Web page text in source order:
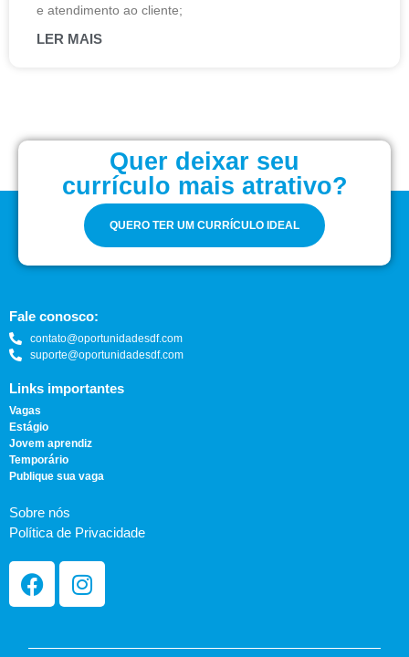
e atendimento ao cliente;
LER MAIS
Quer deixar seu
currículo mais atrativo?
QUERO TER UM CURRÍCULO IDEAL
Fale conosco:
contato@oportunidadesdf.com
suporte@oportunidadesdf.com
Links importantes
Vagas
Estágio
Jovem aprendiz
Temporário
Publique sua vaga
Sobre nós
Política de Privacidade